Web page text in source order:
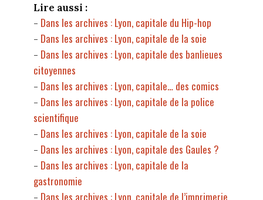
Lire aussi :
- Dans les archives : Lyon, capitale du Hip-hop
- Dans les archives : Lyon, capitale de la soie
- Dans les archives : Lyon, capitale des banlieues
citoyennes
- Dans les archives : Lyon, capitale… des comics
- Dans les archives : Lyon, capitale de la police
scientifique
- Dans les archives : Lyon, capitale de la soie
- Dans les archives : Lyon, capitale des Gaules ?
- Dans les archives : Lyon, capitale de la
gastronomie
- Dans les archives : Lyon, capitale de l’imprimerie